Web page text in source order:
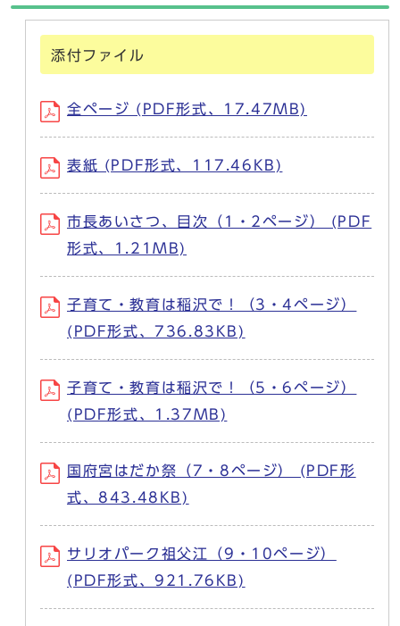
添付ファイル
全ページ (PDF形式、17.47MB)
表紙 (PDF形式、117.46KB)
市長あいさつ、目次（1・2ページ） (PDF
形式、1.21MB)
子育て・教育は稲沢で！（3・4ページ）
(PDF形式、736.83KB)
子育て・教育は稲沢で！（5・6ページ）
(PDF形式、1.37MB)
国府宮はだか祭（7・8ページ） (PDF形
式、843.48KB)
サリオパーク祖父江（9・10ページ）
(PDF形式、921.76KB)